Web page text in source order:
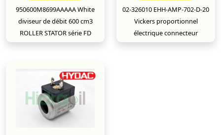
950600M8699AAAAA White
diviseur de débit 600 cm3
ROLLER STATOR série FD
02-326010 EHH-AMP-702-D-20
Vickers proportionnel
électrique connecteur